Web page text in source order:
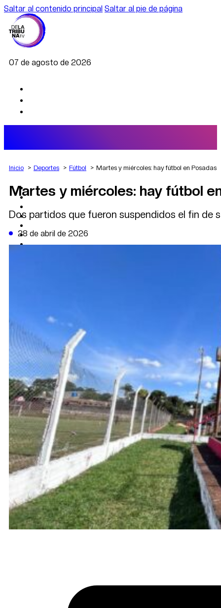
Saltar al contenido principal Saltar al pie de página
07 de agosto de 2026
AGRO
DEPORTES
POLÍTICA
DATA FIRME
DE LA TRIBUNA TV
Inicio Deportes Fútbol Martes y miércoles: hay fútbol en Posadas
Martes y miércoles: hay fútbol
Dos partidos que fueron suspendidos el fin de
28 de abril de 2026